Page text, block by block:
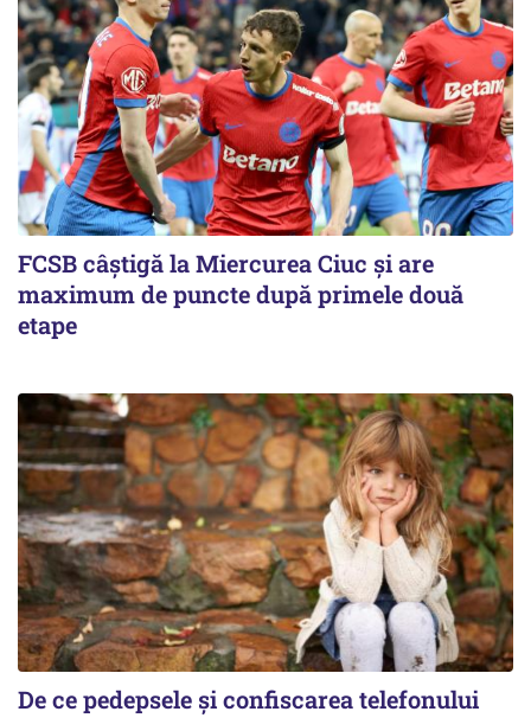
FCSB câştigă la Miercurea Ciuc şi are
maximum de puncte după primele două
etape
De ce pedepsele și confiscarea telefonului